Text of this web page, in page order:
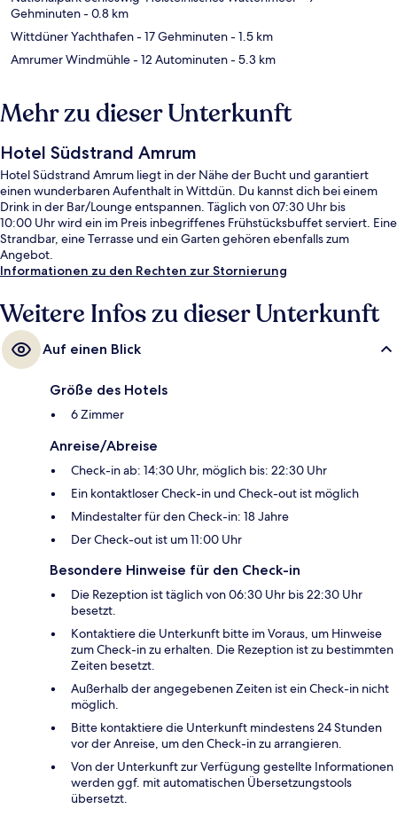
Gehminuten- 0.8 km
Wittdüner Yachthafen- 17 Gehminuten- 1.5 km
Amrumer Windmühle- 12 Autominuten- 5.3 km
Mehr zu dieser Unterkunft
Hotel Südstrand Amrum
Hotel Südstrand Amrum liegt in der Nähe der Bucht und garantiert
einen wunderbaren Aufenthalt in Wittdün. Du kannst dich bei einem
Drink in der Bar/Lounge entspannen. Täglich von 07:30 Uhr bis
10:00 Uhr wird ein im Preis inbegriffenes Frühstücksbuffet serviert. Eine
Strandbar, eine Terrasse und ein Garten gehören ebenfalls zum
Angebot.
Informationen zu den Rechten zur Stornierung
Weitere Infos zu dieser Unterkunft
Auf einen Blick
Größe des Hotels
6 Zimmer
Anreise/Abreise
Check-in ab: 14:30 Uhr, möglich bis: 22:30 Uhr
Ein kontaktloser Check-in und Check-out ist möglich
Mindestalter für den Check-in: 18 Jahre
Der Check-out ist um 11:00 Uhr
Besondere Hinweise für den Check-in
Die Rezeption ist täglich von 06:30 Uhr bis 22:30 Uhr
besetzt.
Kontaktiere die Unterkunft bitte im Voraus, um Hinweise
zum Check-in zu erhalten. Die Rezeption ist zu bestimmten
Zeiten besetzt.
Außerhalb der angegebenen Zeiten ist ein Check-in nicht
möglich.
Bitte kontaktiere die Unterkunft mindestens 24 Stunden
vor der Anreise, um den Check-in zu arrangieren.
Von der Unterkunft zur Verfügung gestellte Informationen
werden ggf. mit automatischen Übersetzungstools
übersetzt.